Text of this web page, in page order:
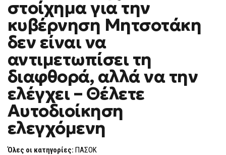
ΓΙΑ
ΤΗΝ
ΚΥΒΈΡΝΗΣΗ
ΜΗΤΣΟΤΆΚΗ
ΔΕΝ
ΕΊΝΑΙ
ΝΑ
ΑΝΤΙΜΕΤΩΠΊΣΕΙ
ΔΙΑΦΘΟΡΆ,
ΑΛΛΆ
ΝΑ
ΤΗΝ
ΕΛΈΓΧΕΙ
ΘΈΛΕΤΕ
ΑΥΤΟΔΙΟΊΚΗΣΗ
ΕΛΕΓΧΌΜΕΝΗ
στοίχημα για την
κυβέρνηση Μητσοτάκη
δεν είναι να
αντιμετωπίσει τη
διαφθορά, αλλά να την
ελέγχει – Θέλετε
Αυτοδιοίκηση
ελεγχόμενη
Όλες οι κατηγορίες: ΠΑΣΟΚ